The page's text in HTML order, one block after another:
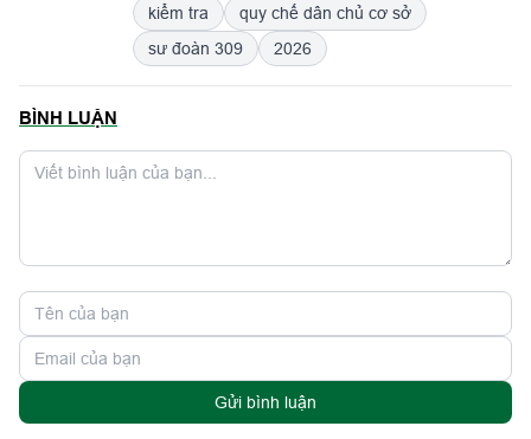
kiểm tra
quy chế dân chủ cơ sở
sư đoàn 309
2026
BÌNH LUẬN
Gửi bình luận